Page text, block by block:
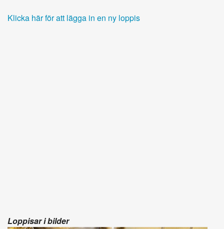
Klicka här för att lägga in en ny loppis
Loppisar i bilder